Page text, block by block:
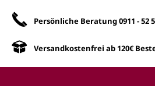
Persönliche Beratung0911 - 52
Versandkostenfrei ab 120€